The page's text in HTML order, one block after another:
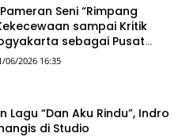
Seni “Rimpang
sampai Kritik
sebagai Pusat
Rupa Indonesia
06/2026 16:35
Lagu “Dan Aku Rindu”, Indro
di Studio